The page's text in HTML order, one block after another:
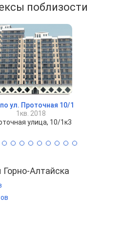
поблизости
ул. Проточная 10/1
1кв. 2018
улица, 10/1к3
Алтайска